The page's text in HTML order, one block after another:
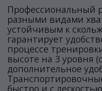
Профессиональный
разными видами
устойчивым к
гарантирует
процессе
высоте на 3 уровня
дополнительное
быстро и с